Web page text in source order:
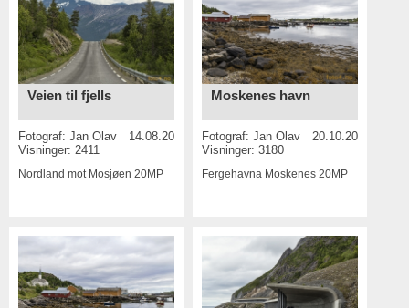
Veien til fjells
Fotograf: Jan Olav
14.08.2017
Visninger: 2411
Nordland mot Mosjøen 20MP
Moskenes havn
Fotograf:Jan Olav
20.10.2016
Visninger: 3180
Fergehavna Moskenes20MP